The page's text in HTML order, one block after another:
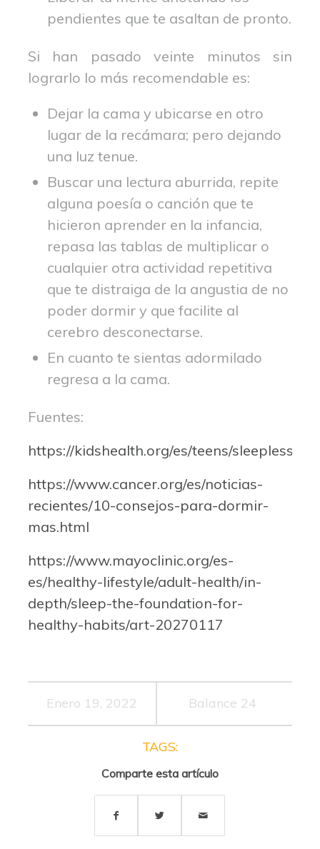
pendientes que te asaltan de pronto.
Si han pasado veinte minutos sin
lograrlo lo más recomendable es:
Dejar la cama y ubicarse en otro
lugar de la recámara; pero dejando
una luz tenue.
Buscar una lectura aburrida, repite
alguna poesía o canción que te
hicieron aprender en la infancia,
repasa las tablas de multiplicar o
cualquier otra actividad repetitiva
que te distraiga de la angustia de no
poder dormir y que facilite al
cerebro desconectarse.
En cuanto te sientas adormilado
regresa a la cama.
Fuentes:
https://kidshealth.org/es/teens/
https://www.cancer.org/es/noticias-
recientes/10-consejos-para-dormir-
mas.html
https://www.mayoclinic.org/es-
es/healthy-lifestyle/adult-health/in-
depth/sleep-the-foundation-for-
healthy-habits/art-20270117
Enero 19, 2022 Balance 24
TAGS:
Comparte esta artículo